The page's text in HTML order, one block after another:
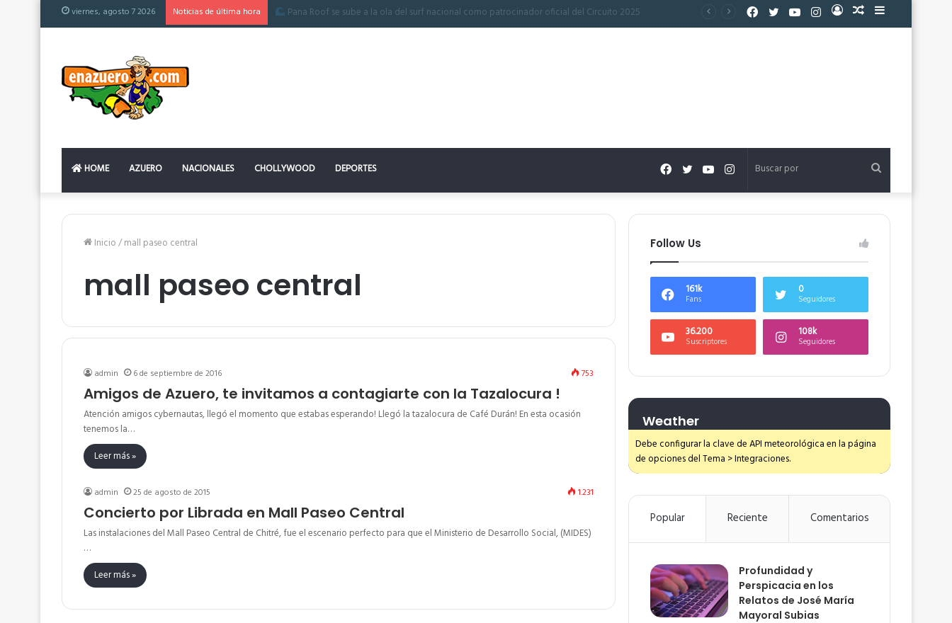
viernes, agosto 7 2026 Noticias de última hora El colchón perfecto: la clave para un descanso reparador
Barra
Publicación
Acceso
Instagram
YouTube
Twitter
Facebook
HOME AZUERO NACIONALES CHOLLYWOOD DEPORTES Buscar
por
Instagram
YouTube
Twitter
Facebook
Inicio/mall paseo central
mall paseo central
admin 6 de septiembre de 2016 753
Amigos de Azuero, te invitamos a contagiarte con la Tazalocura !
Atención amigos cybernautas, llegó el momento que estabas esperando! Llegó la tazalocura de Café Durán! En esta ocasión
tenemos la…
Leer más »
admin 25 de agosto de 2015 1.231
Concierto por Librada en Mall Paseo Central
Las instalaciones del Mall Paseo Central de Chitré, fue el escenario perfecto para que el Ministerio de Desarrollo Social, (MIDES)
…
Leer más »
Follow Us
161k
Fans
0
Seguidores
36.200
Suscriptores
108k
Seguidores
Weather
Debe configurar la clave de API meteorológica en la página
de opciones del Tema > Integraciones.
Popular Reciente Comentarios
Profundidad y
Perspicacia en los
Relatos de José María
Mayoral Subias